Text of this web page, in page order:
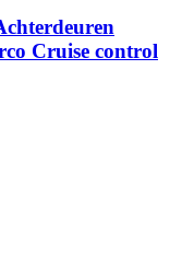
Cruise control